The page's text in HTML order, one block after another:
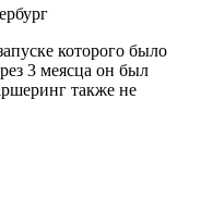
которого было
3 меясца он был
также не